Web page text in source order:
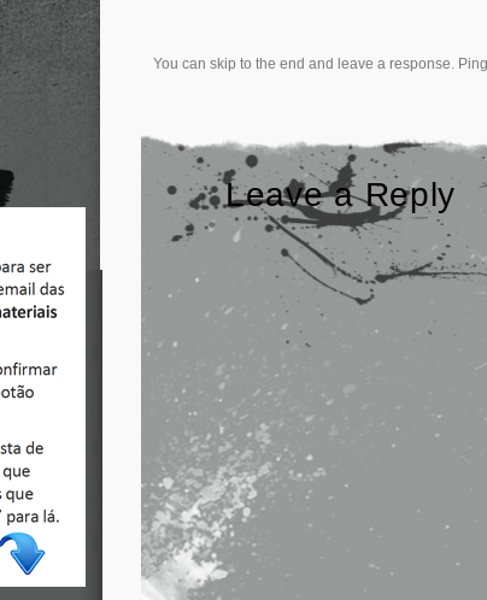
You can skip to the end and leave a response.
Leave a Reply